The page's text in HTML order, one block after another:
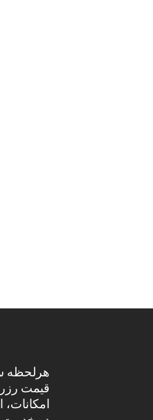
هرلحظه
قیمت